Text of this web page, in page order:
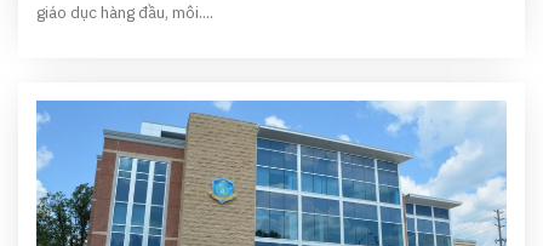
giáo dục hàng đầu, môi....